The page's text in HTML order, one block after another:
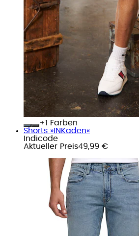
+
Farben
Shorts »INKaden«
Indicode
Aktueller Preis49,99 €